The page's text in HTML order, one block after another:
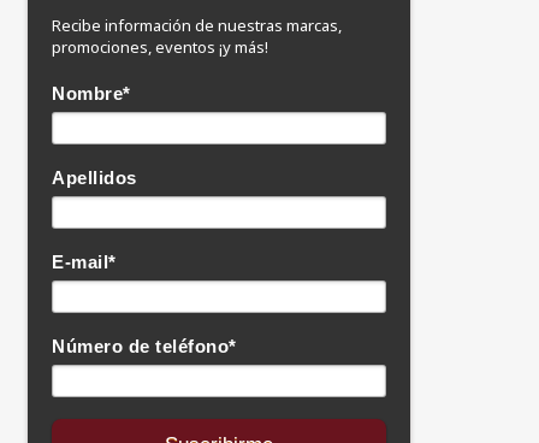
Recibe información de nuestras marcas,
promociones, eventos ¡y más!
Nombre*
Apellidos
E-mail*
Número de teléfono*